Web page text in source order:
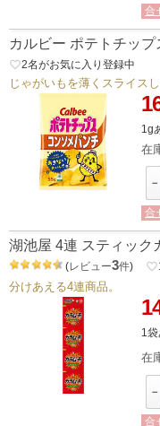
合
カルビー ポテトチッ
favorite_border2名がお気に入り登録中
じゃがいもを薄くスライス
1g
在
－
合
湖池屋 4連 スティック
(レビュー3件) favorite_border
分けあえる4連商品。
1袋
在
－
合